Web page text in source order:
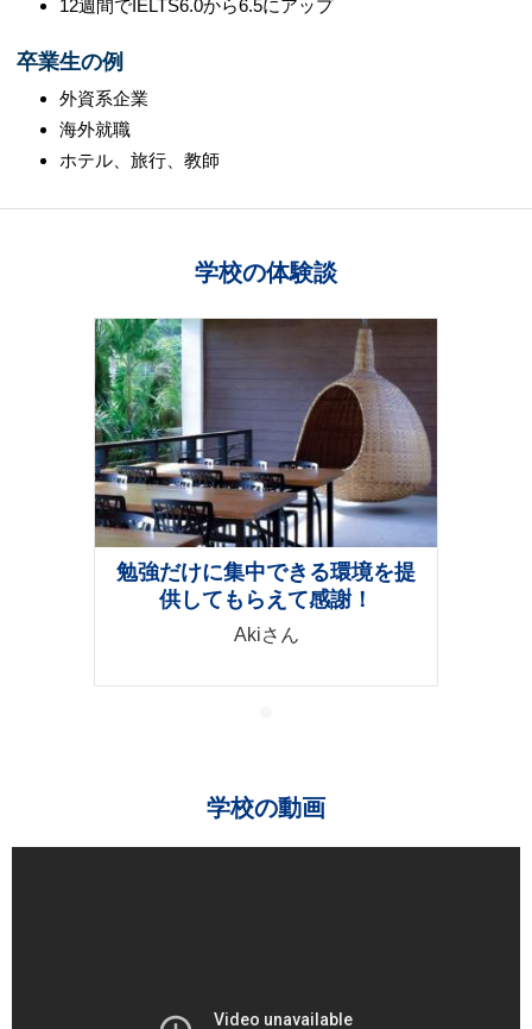
12週間でIELTS6.0から6.5にアップ
卒業生の例
外資系企業
海外就職
ホテル、旅行、教師
学校の体験談
勉強だけに集中できる環境を提
供してもらえて感謝！
Akiさん
学校の動画